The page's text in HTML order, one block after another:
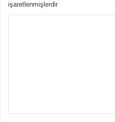
işaretlenmişlerdir